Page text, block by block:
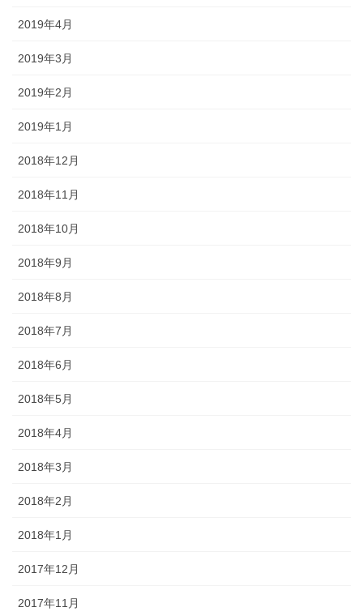
2019年4月
2019年3月
2019年2月
2019年1月
2018年12月
2018年11月
2018年10月
2018年9月
2018年8月
2018年7月
2018年6月
2018年5月
2018年4月
2018年3月
2018年2月
2018年1月
2017年12月
2017年11月